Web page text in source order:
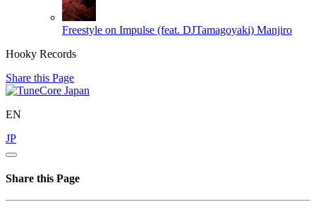
Freestyle on Impulse (feat. DJTamagoyaki) Manjiro
Hooky Records
Share this Page
EN
JP
Share this Page